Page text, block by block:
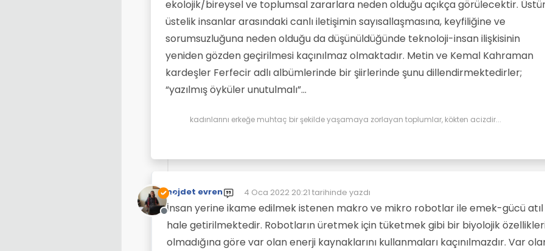
ekolojik/bireysel ve toplumsal zararlara neden olduğu açıkça görülecektir.
üstelik insanlar arasındaki canlı iletişimin sayısallaşmasına, keyfiliğine ve
sorumsuzluğuna neden olduğu da düşünüldüğünde teknoloji-insan ilişkisinin
yeniden gözden geçirilmesi kaçınılmaz olmaktadır. Metin ve Kemal Kahraman
kardeşler Ferfecir adlı albümlerinde bir şiirlerinde şunu dillendirmektedirler;
“yazılmış öyküler unutulmalı”...
kadınlarını erkeğe muhtaç bir şekilde yaşamaya zorlayan toplumlar, kökten acizdir...
Çevrimdışı
nejdet evren 4 Oca 2022 20:21 tarihinde yazdı
Son düzenleyen:
İnsan yerine ikame edilmek istenen makro ve mikro robotlar ile emek-gücü atıl
hale getirilmektedir. Robotların üretmek için tüketmek gibi bir biyolojik
olmadığına göre var olan enerji kaynaklarını kullanmaları kaçınılmazdır. Var